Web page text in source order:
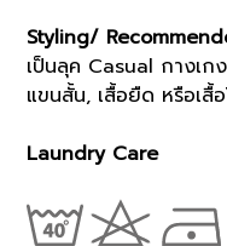
Styling/
เป็นลุค Casual กางเก
แขนสั้น, เสื้อยืด หรือเสื้
Laundry Care